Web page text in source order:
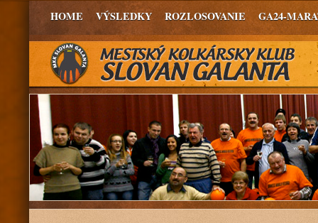
HOME VÝSLEDKY ROZLOSOVANIE GA24-